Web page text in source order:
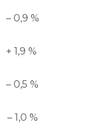
– 0,9 %
+ 1,9 %
– 0,5 %
– 1,0 %